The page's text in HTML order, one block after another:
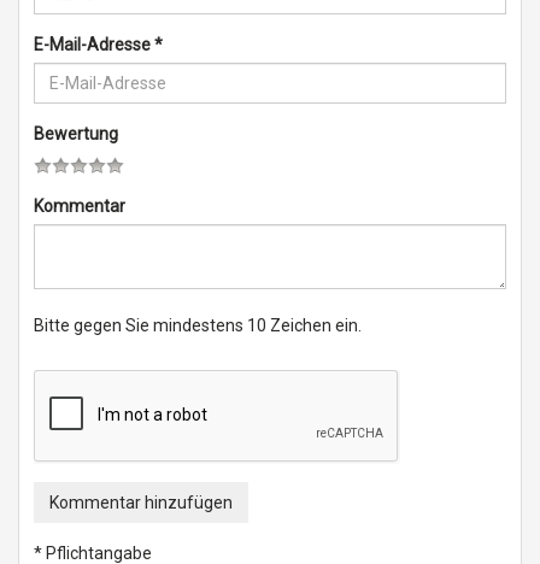
E-Mail-Adresse*
Bewertung
Kommentar
Bitte gegen Sie mindestens 10 Zeichen ein.
Kommentar hinzufügen
* Pflichtangabe